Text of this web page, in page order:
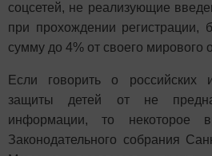
соцсетей, не реализующие
при прохождении регистрации,
сумму до 4% от своего мирового
Если говорить о российских
защиты детей от не
информации, то некоторое
Законодательного собрания